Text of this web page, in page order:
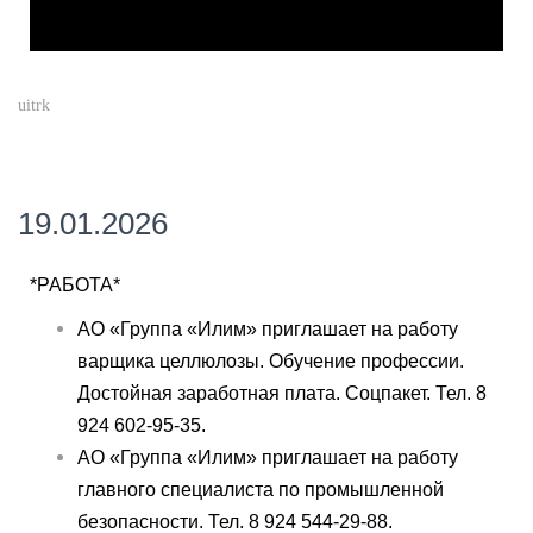
uitrk
19.01.2026
*РАБОТА*
АО «Группа «Илим» приглашает на работу
варщика целлюлозы. Обучение профессии.
Достойная заработная плата. Соцпакет. Тел. 8
924 602-95-35.
АО «Группа «Илим» приглашает на работу
главного специалиста по промышленной
безопасности. Тел. 8 924 544-29-88.